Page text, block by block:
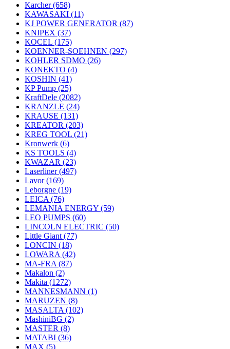
Karcher(658)
KAWASAKI (11)
KJ POWER GENERATOR (87)
KNIPEX (37)
KOCEL (175)
KOENNER-SOEHNEN (297)
KOHLER SDMO (26)
KONEKTO (4)
KOSHIN (41)
KP Pump (25)
KraftDele (2082)
KRANZLE (24)
KRAUSE (131)
KREATOR (203)
KREG TOOL (21)
Kronwerk (6)
KS TOOLS (4)
KWAZAR (23)
Laserliner(497)
Lavor(169)
Leborgne (19)
LEICA (76)
LEMANIA ENERGY (59)
LEO PUMPS (60)
LINCOLN ELECTRIC (50)
Little Giant (77)
LONCIN (18)
LOWARA (42)
MA-FRA (87)
Makalon (2)
Makita (1272)
MANNESMANN (1)
MARUZEN (8)
MASALTA (102)
MashiniBG (2)
MASTER (8)
MATABI (36)
MAX (5)